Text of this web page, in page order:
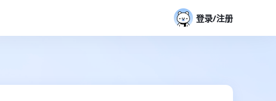
登录/注册